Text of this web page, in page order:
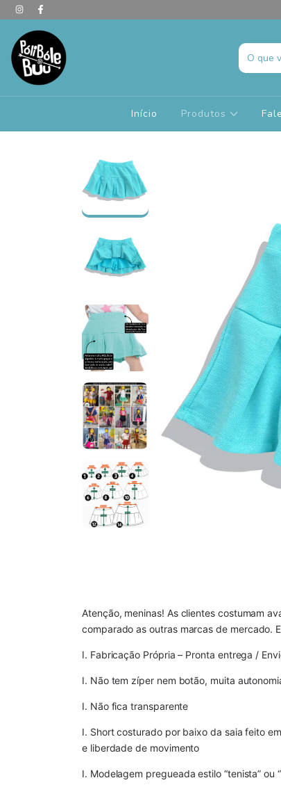
Início Produtos
Atenção, meninas! As clientes costumam
comparado as outras marcas de mercado.
I. Fabricação Própria – Pronta entrega /
I. Não tem zíper nem botão, muita
I. Não fica transparente
I. Short costurado por baixo da saia feito
e liberdade de movimento
I. Modelagem pregueada estilo “tenista” ou